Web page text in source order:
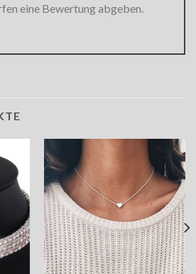
eine Bewertung abgeben.